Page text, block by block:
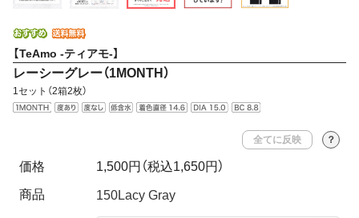
【TeAmo -ティアモ-】
レーシーグレー（1MONTH）
1セット（2箱2枚）
全てに反映 ？
価格 1,500円 （税込1,650円）
商品